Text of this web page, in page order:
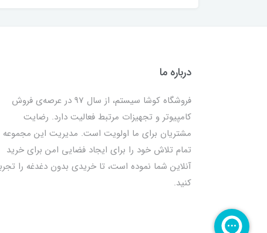
درباره ما
فروشگاه کوشا سیستم، از سال 97 در عرصه‌ی فروش
کامپیوتر و تجهیزات مرتبط فعالیت دارد. رضایت
مشتریان برای ما اولویت است. مدیریت این مجموعه
تمام تلاش خود را برای ایجاد فضایی امن برای خرید
آنلاین شما نموده است، تا خریدی بدون دغدغه را
کنید.